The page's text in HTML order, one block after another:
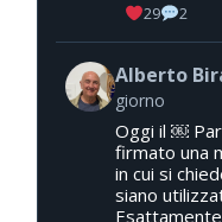
29 2
Alberto
giorno
Oggi il ￼
firmato una
in cui si
siano